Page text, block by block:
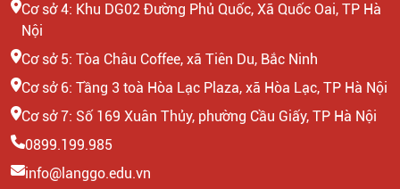
Cơ sở 4: Khu DG02 Đường Phủ Quốc, Xã Quốc Oai, TP Hà
Nội
Cơ sở 5: Tòa Châu Coffee, xã Tiên Du, Bắc Ninh
Cơ sở 6: Tầng 3 toà Hòa Lạc Plaza, xã Hòa Lạc, TP Hà Nội
Cơ sở 7: Số 169 Xuân Thủy, phường Cầu Giấy, TP Hà Nội
0899.199.985
info@langgo.edu.vn